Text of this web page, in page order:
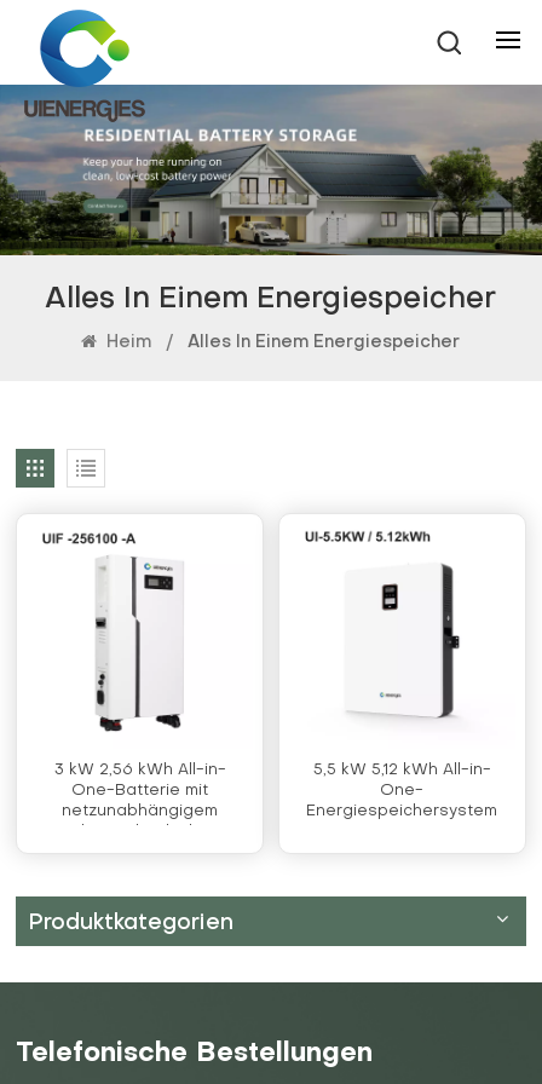
Alles In Einem Energiespeicher
Heim / Alles In Einem Energiespeicher
3 kW 2,56 kWh All-in-
One-Batterie mit
netzunabhängigem
5,5 kW 5,12 kWh All-in-
One-
Energiespeichersystem
Produktkategorien
Telefonische Bestellungen